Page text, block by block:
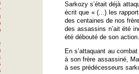
Sarkozy s’était déjà
écrit que « (...) les
des centaines de nos
des assassins n’ait été
été débouté de son action.
En s’attaquant au
à son frère assassiné,
à ses prédécesseurs